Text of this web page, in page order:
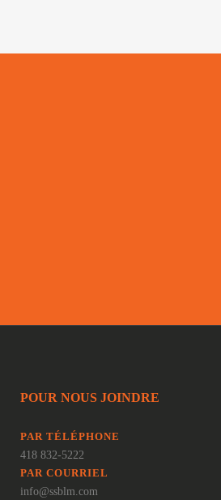
POUR NOUS JOINDRE
PAR TÉLÉPHONE
418 832-5222
PAR COURRIEL
info@ssblm.com